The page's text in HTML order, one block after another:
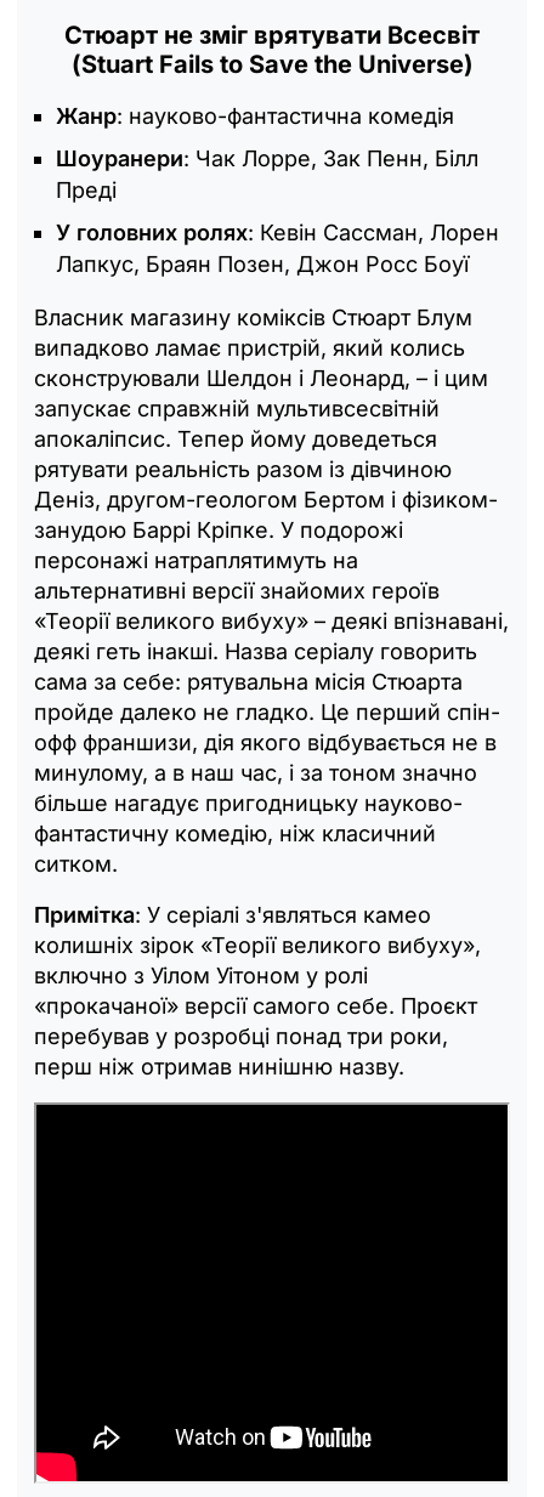
Стюарт не зміг врятувати Всесвіт
(Stuart Fails to Save the Universe)
Жанр: науково-фантастична комедія
Шоуранери: Чак Лорре, Зак Пенн, Білл
Преді
У головних ролях: Кевін Сассман, Лорен
Лапкус, Браян Позен, Джон Росс Боуї
Власник магазину коміксів Стюарт Блум
випадково ламає пристрій, який колись
сконструювали Шелдон і Леонард, – і цим
запускає справжній мультивсесвітній
апокаліпсис. Тепер йому доведеться
рятувати реальність разом із дівчиною
Деніз, другом-геологом Бертом і фізиком-
занудою Баррі Кріпке. У подорожі
персонажі натраплятимуть на
альтернативні версії знайомих героїв
«Теорії великого вибуху» – деякі впізнавані,
деякі геть інакші. Назва серіалу говорить
сама за себе: рятувальна місія Стюарта
пройде далеко не гладко. Це перший спін-
офф франшизи, дія якого відбувається не в
минулому, а в наш час, і за тоном значно
більше нагадує пригодницьку науково-
фантастичну комедію, ніж класичний
ситком.
Примітка: У серіалі з'являться камео
колишніх зірок «Теорії великого вибуху»,
включно з Уілом Уітоном у ролі
«прокачаної» версії самого себе. Проєкт
перебував у розробці понад три роки,
перш ніж отримав нинішню назву.